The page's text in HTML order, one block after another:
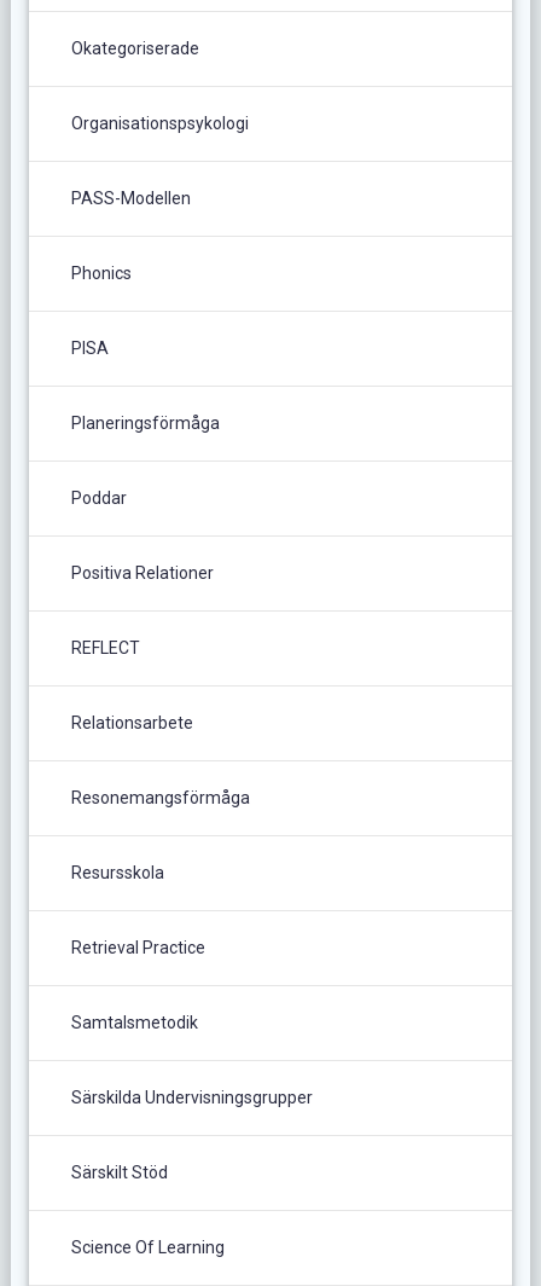
Okategoriserade
Organisationspsykologi
PASS-Modellen
Phonics
PISA
Planeringsförmåga
Poddar
Positiva Relationer
REFLECT
Relationsarbete
Resonemangsförmåga
Resursskola
Retrieval Practice
Samtalsmetodik
Särskilda Undervisningsgrupper
Särskilt Stöd
Science Of Learning